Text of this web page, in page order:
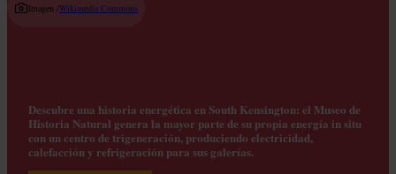
Imagen /Wikimedia Commons
Descubre una historia energética en South Kensington: el Museo de
Historia Natural genera la mayor parte de su propia energía in situ
con un centro de trigeneración, produciendo electricidad,
calefacción y refrigeración para sus galerías.